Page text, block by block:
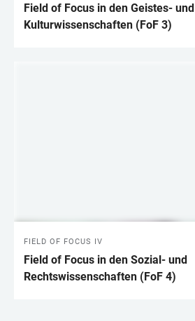
Field of Focus in den Geistes- und
Kulturwissenschaften (FoF 3)
FIELD OF FOCUS IV
Field of Focus in den Sozial- und
Rechtswissenschaften (FoF 4)